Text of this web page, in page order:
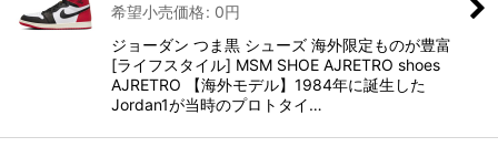
希望小売価格: 0円
ジョーダン つま黒 シューズ 海外限定ものが豊富
[ライフスタイル] MSM SHOE AJRETRO shoes
AJRETRO 【海外モデル】1984年に誕生した
Jordan1が当時のプロトタイ…